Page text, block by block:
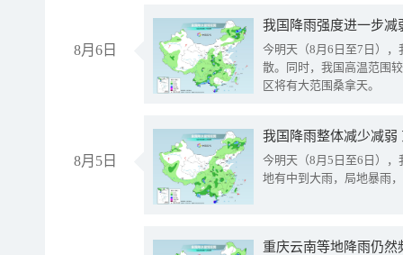
8月6日
今明天（8月6日至7日）
散。同时，我国高温范围
区将有大范围桑拿天。
8月5日
我国降雨整体减少减弱
今明天（8月5日至6日）
地有中到大雨，局地暴雨
重庆云南等地降雨仍然